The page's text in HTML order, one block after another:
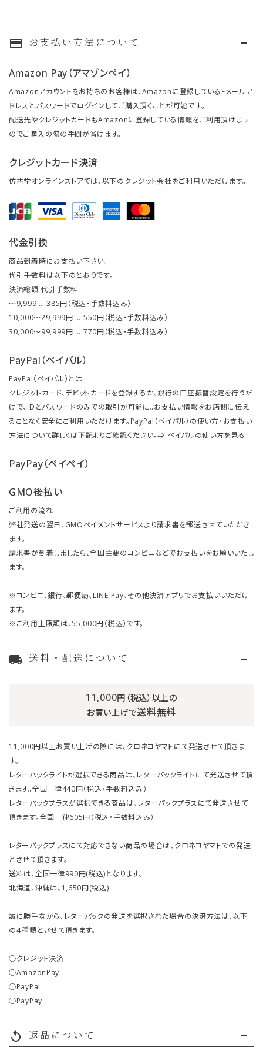
payment お支払い方法について
Amazon Pay（アマゾンペイ）
Amazonアカウントをお持ちのお客様は、Amazonに登録しているEメールア
ドレスとパスワードでログインしてご購入頂くことが可能です。
配送先やクレジットカードもAmazonに登録している情報をご利用頂けます
のでご購入の際の手間が省けます。
クレジットカード決済
仿古堂オンラインストアでは、以下のクレジット会社をご利用いただけます。
代金引換
商品到着時にお支払い下さい。
代引手数料は以下のとおりです。
決済総額 代引手数料
～9,999 … 385円（税込・手数料込み）
10,000～29,999円 … 550円（税込・手数料込み）
30,000～99,999円 … 770円（税込・手数料込み）
PayPal（ペイパル）
PayPal（ペイパル）とは
クレジットカード、デビットカードを登録するか、銀行の口座振替設定を行うだ
けで、IDとパスワードのみでの取引が可能に。お支払い情報をお店側に伝え
ることなく安全にご利用いただけます。PayPal（ペイパル）の使い方・お支払い
方法について詳しくは下記よりご確認ください。⇒ ペイパルの使い方を見る
PayPay（ペイペイ）
GMO後払い
ご利用の流れ
弊社発送の翌日、GMOペイメントサービスより請求書を郵送させていただき
ます。
請求書が到着しましたら、全国主要のコンビニなどでお支払いをお願いいたし
ます。
※コンビニ、銀行、郵便局、LINE Pay、その他決済アプリでお支払いいただけ
ます。
※ご利用上限額は、55,000円（税込）です。
local_shipping 送料・配送について
11,000円（税込）以上の
お買い上げで送料無料
11,000円以上お買い上げの際には、クロネコヤマトにて発送させて頂きま
す。
レターパックライトが選択できる商品は、レターパックライトにて発送させて頂
きます。全国一律440円（税込・手数料込み）
レターパックプラスが選択できる商品は、レターパックプラスにて発送させて
頂きます。全国一律605円（税込・手数料込み）
レターパックプラスにて対応できない商品の場合は、クロネコヤマトでの発送
とさせて頂きます。
送料は、全国一律990円(税込)となります。
北海道、沖縄は、1,650円(税込)
誠に勝手ながら、レターパックの発送を選択された場合の決済方法は、以下
の４種類とさせて頂きます。
○クレジット決済
○AmazonPay
○PayPal
○PayPay
replay 返品について